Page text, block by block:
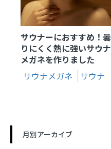
サウナーにおすすめ！曇
りにくく熱に強いサウナ
メガネを作りました
サウナメガネ
サウナ
月別アーカイブ